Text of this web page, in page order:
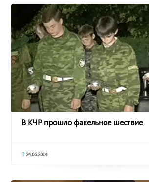
В КЧР прошло факельное шествие
24.06.2014